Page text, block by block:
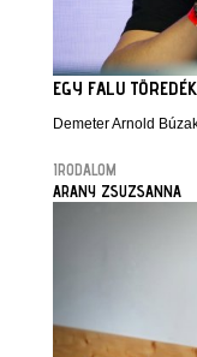
EGY FALU
Demeter Arnold
IRODALOM
ARANY ZSUZSANNA